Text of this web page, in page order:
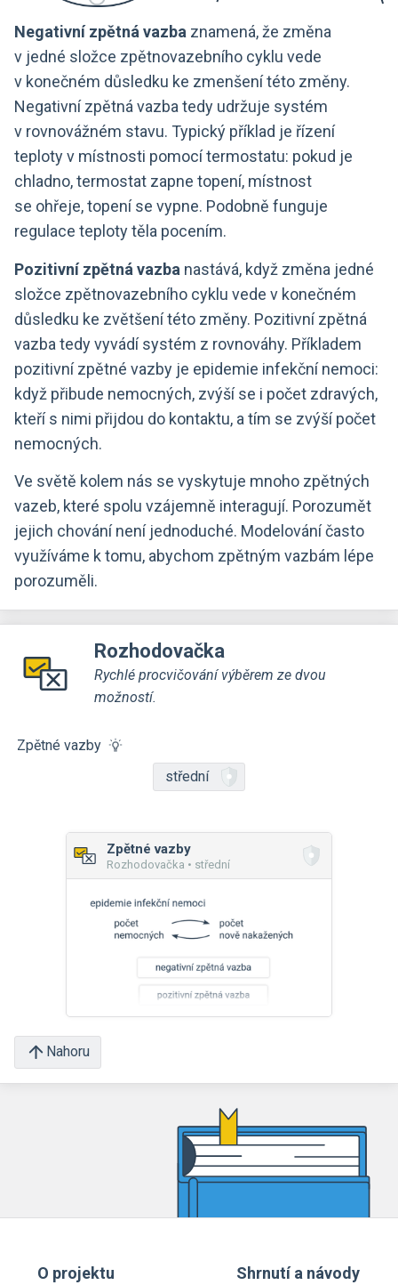
Negativní zpětná vazba znamená, že změna
v jedné složce zpětnovazebního cyklu vede
v konečném důsledku ke zmenšení této změny.
Negativní zpětná vazba tedy udržuje systém
v rovnovážném stavu. Typický příklad je řízení
teploty v místnosti pomocí termostatu: pokud je
chladno, termostat zapne topení, místnost
se ohřeje, topení se vypne. Podobně funguje
regulace teploty těla pocením.
Pozitivní zpětná vazba nastává, když změna jedné
složce zpětnovazebního cyklu vede v konečném
důsledku ke zvětšení této změny. Pozitivní zpětná
vazba tedy vyvádí systém z rovnováhy. Příkladem
pozitivní zpětné vazby je epidemie infekční nemoci:
když přibude nemocných, zvýší se i počet zdravých,
kteří s nimi přijdou do kontaktu, a tím se zvýší počet
nemocných.
Ve světě kolem nás se vyskytuje mnoho zpětných
vazeb, které spolu vzájemně interagují. Porozumět
jejich chování není jednoduché. Modelování často
využíváme k tomu, abychom zpětným vazbám lépe
porozuměli.
Rozhodovačka
Rychlé procvičování výběrem ze dvou
možností.
Zpětné vazby
střední
Zpětné vazby
Rozhodovačka • střední
Nahoru
O projektu Shrnutí a návody